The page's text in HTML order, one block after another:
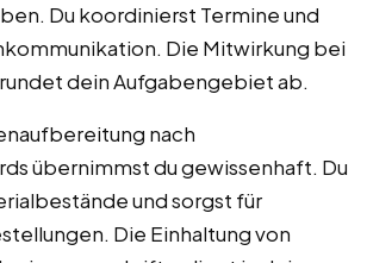
Du koordinierst Termine und
Die Mitwirkung bei
dein Aufgabengebiet ab.
nach
übernimmst du gewissenhaft. Du
und sorgst für
Die Einhaltung von